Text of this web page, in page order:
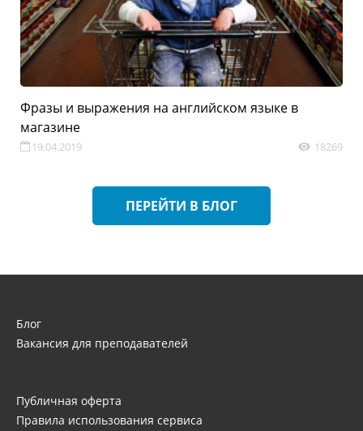
Фразы и выражения на английском языке в
магазине
18269
19.04.2019
ПЕРЕЙТИ В БЛОГ
Блог
Вакансия для преподавателей
Публичная оферта
Правила использования сервиса